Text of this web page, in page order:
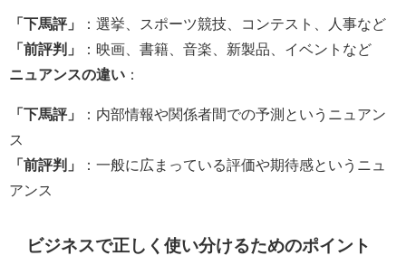
「下馬評」
：選挙、スポーツ競技、コンテスト、人事など
「前評判」
：映画、書籍、音楽、新製品、イベントなど
ニュアンスの違い ：
「下馬評」
：内部情報や関係者間での予測というニュアン
ス
「前評判」
：一般に広まっている評価や期待感というニュ
アンス
ビジネスで正しく使い分けるためのポイント